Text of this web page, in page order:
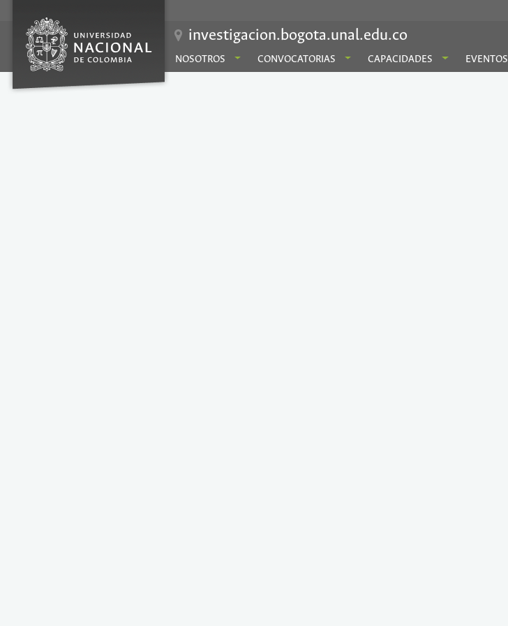
investigacion.bogota.unal.edu.co
NOSOTROS CONVOCATORIAS CAPACIDADES EVENTOS